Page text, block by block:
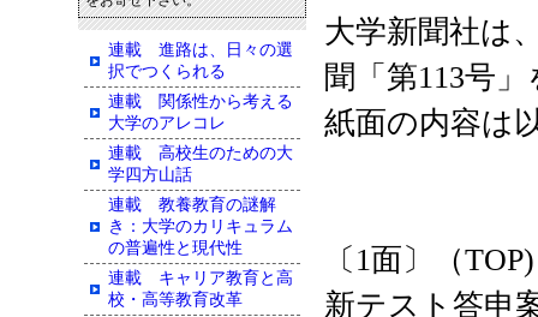
大学新聞社は
聞「第113号
紙面の内容は
〔1面〕（TOP)
新テスト答申
連載 進路は、日々の選
択でつくられる
連載 関係性から考える
大学のアレコレ
連載 高校生のための大
学四方山話
連載 教養教育の謎解
き：大学のカリキュラム
の普遍性と現代性
連載 キャリア教育と高
校・高等教育改革